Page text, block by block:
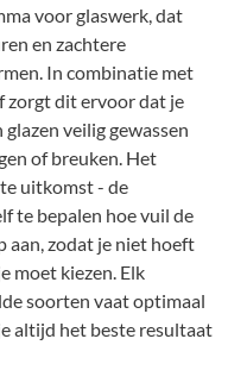
voor glaswerk, dat
en zachtere
In combinatie met
zorgt dit ervoor dat je
veilig gewassen
of breuken. Het
uitkomst - de
te bepalen hoe vuil de
aan, zodat je niet hoeft
moet kiezen. Elk
soorten vaat optimaal
altijd het beste resultaat